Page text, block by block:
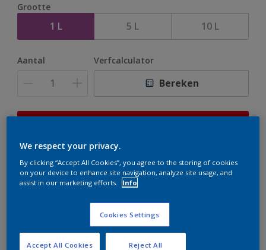
Grootte
1 L 5 L 10 L
Aantal Verfcalculator
Bereken
er hard aan om de voorraad aan te vullen.
Boodschappenlijst
We respect your privacy.
By clicking “Accept All Cookies”, you agree to the storing of cookies
on your device to enhance site navigation, analyze site usage, and
assist in our marketing efforts.
Info
Cookies Settings
Reject All
Accept All Cookies